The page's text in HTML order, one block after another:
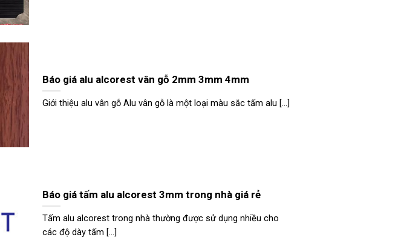
Báo giá alu alcorest vân gỗ 2mm 3mm 4mm
Giới thiệu alu vân gỗ Alu vân gỗ là một loại màu sắc tấm alu [...]
Báo giá tấm alu alcorest 3mm trong nhà giá rẻ
Tấm alu alcorest trong nhà thường được sử dụng nhiều cho
các độ dày tấm [...]